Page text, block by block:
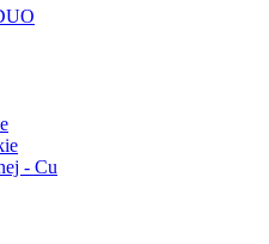
- Cu